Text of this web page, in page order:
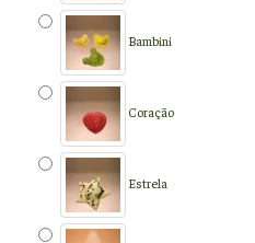
Bambini
Coração
Estrela